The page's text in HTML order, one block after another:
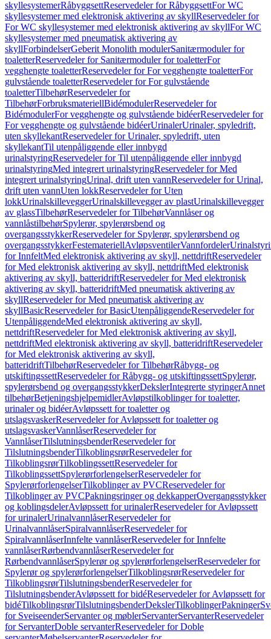
skyllesystemerRåbyggsettReservedeler for RåbyggsettFor WC
skyllesystemer med elektronisk aktivering av skyllReservedeler for
For WC skyllesystemer med elektronisk aktivering av skyllFor WC
skyllesystemer med pneumatisk aktivering av
skyllForbindelserGeberit Monolith modulerSanitærmoduler for
toaletterReservedeler for Sanitærmoduler for toaletterFor
vegghengte toaletterReservedeler for For vegghengte toaletterFor
gulvstående toaletterReservedeler for For gulvstående
toaletterTilbehørReservedeler for
TilbehørForbruksmateriellBidémodulerReservedeler for
BidémodulerFor vegghengte og gulvstående bidéerReservedeler for
For vegghengte og gulvstående bidéerUrinalerUrinaler, spyledrift,
uten skyllekantReservedeler for Urinaler, spyledrift, uten
skyllekantTil utenpåliggende eller innbygd
urinalstyringReservedeler for Til utenpåliggende eller innbygd
urinalstyringMed integrert urinalstyringReservedeler for Med
integrert urinalstyringUrinal, drift uten vannReservedeler for Urinal,
drift uten vannUten lokkReservedeler for Uten
lokkUrinalskilleveggerUrinalskillevegger av plastUrinalskillevegger
av glassTilbehørReservedeler for TilbehørVannlåser og
vannlåstilbehørSpylerør, spylerørsbend og
overgangsstykkerReservedeler for Spylerør, spylerørsbend og
overgangsstykkerFestemateriellAvløpsventilerVannfordeler
for InnfeltMed elektronisk aktivering av skyll, nettdriftReservedeler
for Med elektronisk aktivering av skyll, nettdriftMed elektronisk
aktivering av skyll, batteridriftReservedeler for Med elektronisk
aktivering av skyll, batteridriftMed pneumatisk aktivering av
skyllReservedeler for Med pneumatisk aktivering av
skyllBasicReservedeler for BasicUtenpåliggendeReservedeler for
UtenpåliggendeMed elektronisk aktivering av skyll,
nettdriftReservedeler for Med elektronisk aktivering av skyll,
nettdriftMed elektronisk aktivering av skyll, batteridriftReservedeler
for Med elektronisk aktivering av skyll,
batteridriftTilbehørReservedeler for TilbehørRåbygg- og
utskiftingssettReservedeler for Råbygg- og utskiftingssettSpylerør,
spylerørsbend og overgangsstykkerDekslerIntegrerte styringerAnnet
tilbehørBetjeningshjelpemidlerAvløpstilkoblinger for toaletter,
urinaler og bidéerAvløpssett for toaletter og
utslagsvaskerReservedeler for Avløpssett for toaletter og
utslagsvaskerVannlåserReservedeler for
VannlåserTilslutningsbenderReservedeler for
TilslutningsbenderTilkoblingsrørReservedeler for
TilkoblingsrørTilkoblingssettReservedeler for
TilkoblingssettSpylerørforlengelserReservedeler for
SpylerørforlengelserTilkoblinger av PVCReservedeler for
Tilkoblinger av PVCPakningsringer og dekkapperOvergangsstykker
og koblingsdelerAvløpssett for urinalerReservedeler for Avløpssett
for urinalerUrinalvannlåserReservedeler for
UrinalvannlåserSpiralvannlåserReservedeler for
SpiralvannlåserInnfelte vannlåserReservedeler for Innfelte
vannlåserRørbendvannlåserReservedeler for
RørbendvannlåserSpylerør og spylerørforlengelserReservedeler for
Spylerør og spylerørforlengelserTilkoblingsrørReservedeler for
TilkoblingsrørTilslutningsbenderReservedeler for
TilslutningsbenderAvløpssett for bidéReservedeler for Avløpssett for
bidéTilkoblingsrørTilslutningsbenderDekslerTilkoblingerPakninger
for SveiseenderServanter og møblerServanterServanterReservedeler
for ServanterDoble servanterReservedeler for Doble